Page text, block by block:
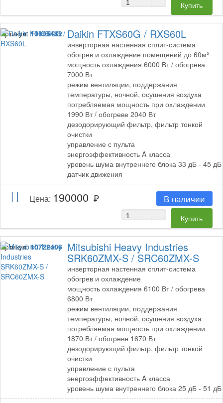
Артикул: 10695482 Daikin FTXS60G / RXS60L
инверторная настенная сплит-система
обогрев и охлаждение помещений до 60м²
мощность охлаждения 6000 Вт / обогрева
7000 Вт
режим вентиляции, поддержания
температуры, ночной, осушения воздуха
потребляемая мощность при охлаждении
1990 Вт / обогреве 2040 Вт
дезодорирующий фильтр, фильтр тонкой
очистки
управление с пульта
энергоэффективность A класса
уровень шума внутреннего блока 33 дБ - 45 дБ
датчик движения
Цена: 190000 В наличии
Артикул:10722406 Mitsubishi Heavy Industries
SRK60ZMX-S / SRC60ZMX-S
инверторная настенная сплит-система
обогрев и охлаждение
мощность охлаждения 6100 Вт / обогрева
6800 Вт
режим вентиляции, поддержания
температуры, ночной, осушения воздуха
потребляемая мощность при охлаждении
1870 Вт / обогреве 1670 Вт
дезодорирующий фильтр, фильтр тонкой
очистки
управление с пульта
энергоэффективность A класса
уровень шума внутреннего блока 25 дБ - 51 дБ